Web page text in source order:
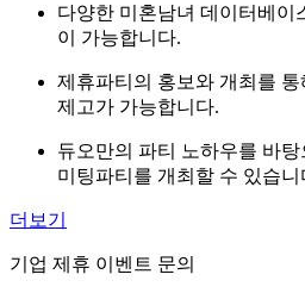
다양한 미혼남녀 데이터베이
이 가능합니다.
제휴파티의 홍보와 개최를
제고가 가능합니다.
듀오만의 파티 노하우를 바
미팅파티를 개최할 수 있습니
더보기
기업 제휴 이벤트 문의